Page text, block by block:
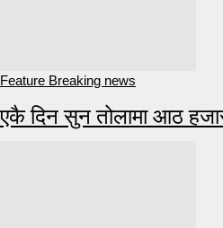
Feature Breaking news
एकै दिन सुन तोलामा आठ